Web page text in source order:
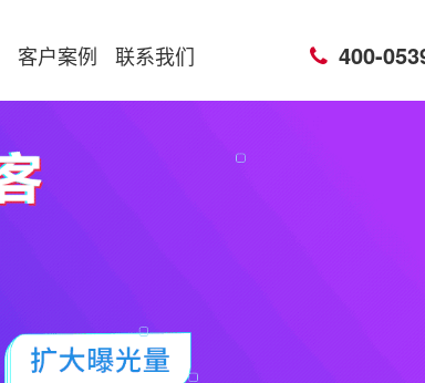
客户案例 联系我们 400-